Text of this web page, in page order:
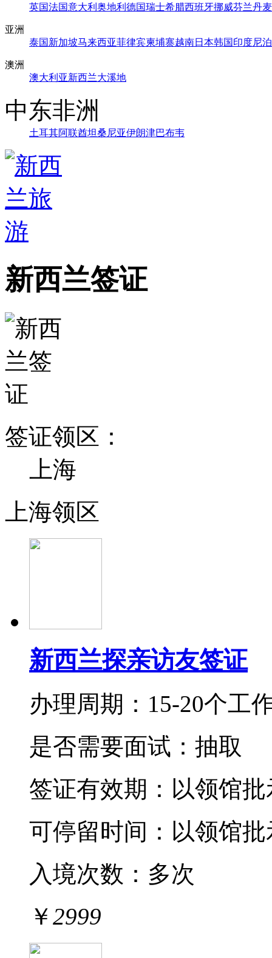
英国法国意大利 奥地利 德国瑞士希腊西班牙挪威芬兰丹麦
亚洲
泰国新加坡马来西亚菲律宾柬埔寨越南日本韩国印度尼
澳洲
澳大利亚新西兰大溪地
中东非洲
土耳其阿联酋坦桑尼亚伊朗津巴布韦
新西兰签证
签证领区：
上海
上海领区
新西兰探亲访友签证
办理周期：15-20个工
是否需要面试：抽取
签证有效期： 以领馆
可停留时间： 以领馆
入境次数： 多次
￥2999